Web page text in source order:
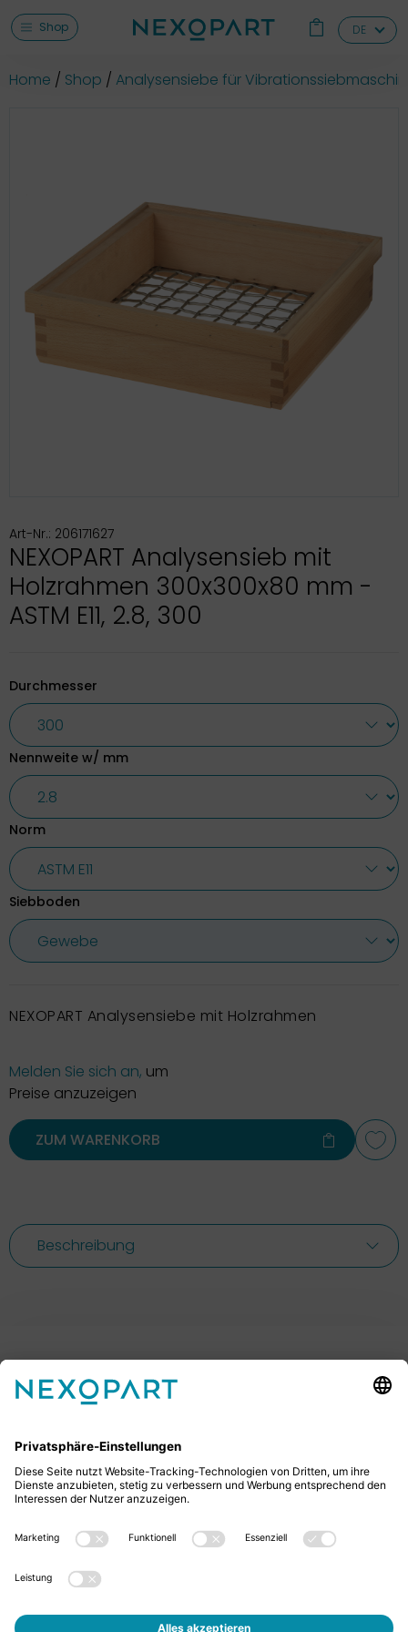
Shop DE
Home Shop Analysensiebe für
Art-Nr.: 206171627
NEXOPART Analysensieb mit
Holzrahmen 300x300x80 mm -
ASTM E11, 2.8, 300
Durchmesser
Nennweite w/ mm
Norm
Siebboden
NEXOPART Analysensiebe mit Holzrahmen
Melden Sie sich an, um
Preise anzuzeigen
ZUM WARENKORB
Beschreibung
Ihr Kontakt zu uns.
schreiben uns eine E-Mail.
+49 2522 59084 0
sales@nexopart.com
Jobs